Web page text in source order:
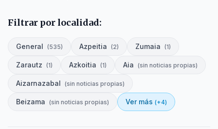
Filtrar por localidad:
General (535) Azpeitia (2) Zumaia (1)
Zarautz (1) Azkoitia (1) Aia (sin noticias propias)
Aizarnazabal (sin noticias propias)
Beizama (sin noticias propias) Ver más (+4)